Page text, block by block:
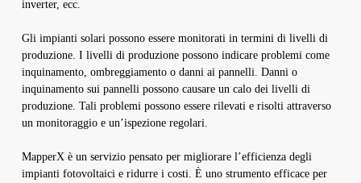
inverter, ecc.
Gli impianti solari possono essere monitorati in termini di livelli di
produzione. I livelli di produzione possono indicare problemi come
inquinamento, ombreggiamento o danni ai pannelli. Danni o
inquinamento sui pannelli possono causare un calo dei livelli di
produzione. Tali problemi possono essere rilevati e risolti attraverso
un monitoraggio e un’ispezione regolari.
MapperX è un servizio pensato per migliorare l’efficienza degli
impianti fotovoltaici e ridurre i costi. È uno strumento efficace per